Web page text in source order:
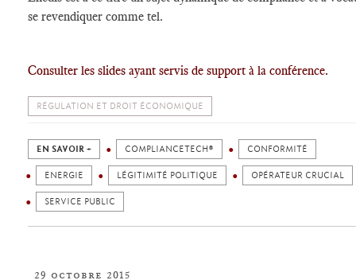
se revendiquer comme tel.
Consulter les slides ayant servis de support à la conférence.
RÉGULATION ET DROIT ÉCONOMIQUE
EN SAVOIR + COMPLIANCETECH® CONFORMITÉ
ENERGIE LÉGITIMITÉ POLITIQUE OPÉRATEUR CRUCIAL
SERVICE PUBLIC
29 octobre 2015